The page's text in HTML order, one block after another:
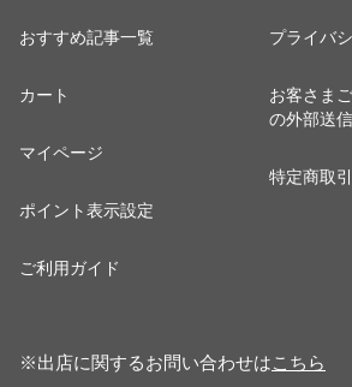
おすすめ記事一覧
カート
マイページ
ポイント表示設定
ご利用ガイド
プライバ
お客さま
の外部送
特定商取
※出店に関するお問い合わせはこちら